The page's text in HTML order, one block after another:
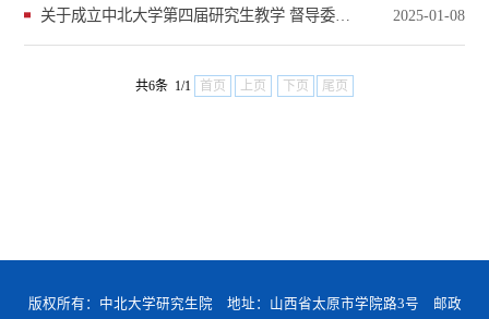
关于成立中北大学第四届研究生教学 督导委员会的通知 2025-01-08
共6条 1/1 首页 上页 下页 尾页
版权所有：中北大学研究生院 地址：山西省太原市学院路3号 邮政